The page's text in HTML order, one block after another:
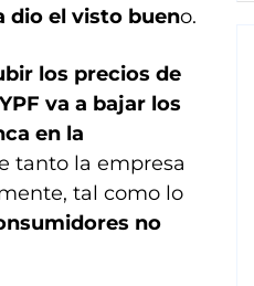
dio el visto bueno.
los precios de
va a bajar los
en la
tanto la empresa
tal como lo
no